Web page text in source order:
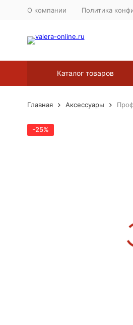
О компании Политика
Каталог товаров
Главная Аксессуары
-25%